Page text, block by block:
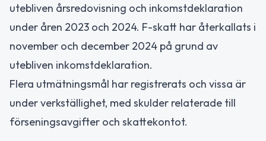
utebliven årsredovisning och inkomstdeklaration
under åren 2023 och 2024. F-skatt har återkallats i
november och december 2024 på grund av
utebliven inkomstdeklaration.
Flera utmätningsmål har registrerats och vissa är
under verkställighet, med skulder relaterade till
förseningsavgifter och skattekontot.